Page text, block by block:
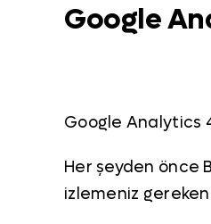
Google
Google Analytics
Her şeyden önce
izlemeniz